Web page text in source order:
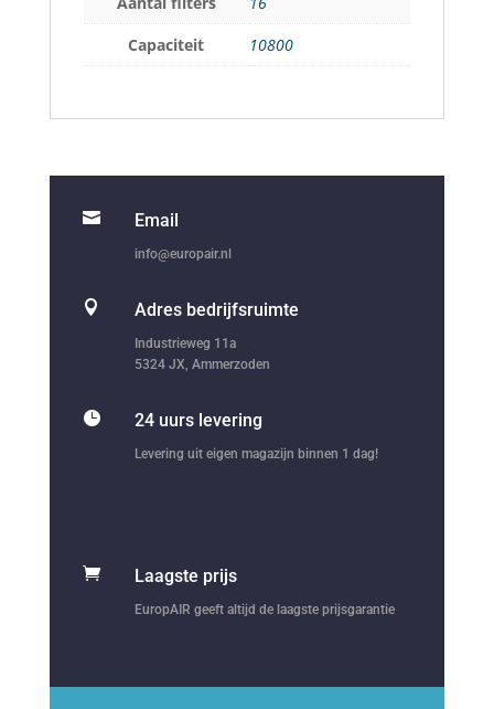
Capaciteit
10800
 Email
info@europair.nl
 Adres bedrijfsruimte
Industrieweg 11a
5324 JX, Ammerzoden
 24 uurs levering
Levering uit eigen magazijn binnen 1 dag!
 Laagste prijs
EuropAIR geeft altijd de laagste prijsgarantie